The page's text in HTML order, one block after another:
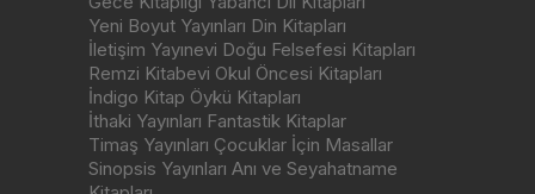
Yeni Boyut Yayınları Din Kitapları
İletişim Yayınevi Doğu Felsefesi Kitapları
Remzi Kitabevi Okul Öncesi Kitapları
İndigo Kitap Öykü Kitapları
İthaki Yayınları Fantastik Kitaplar
Timaş Yayınları Çocuklar İçin Masallar
Sinopsis Yayınları Anı ve Seyahatname